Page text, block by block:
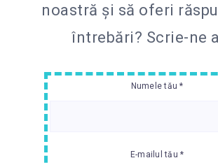
noastră și să oferi
întrebări? Scrie-ne
Numele tău *
E-mailul tău *